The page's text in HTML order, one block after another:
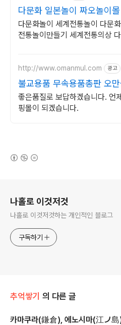
다문화 일본놀이 짜오놀이몰
다문화놀이 세계전통놀이 다문
전통놀이만들기 세계전통의상
http://www.omanmul.com 광고
불교용품 무속용품총판 오
좋은품질로 보답하겠습니다. 언
핑몰이 되겠습니다.
나홀로 이것저것
나홀로 이것저것하는 개인적인 블로그
구독하기
추억쌓기 의 다른 글
카마쿠라(鎌倉), 에노시마(江ノ島